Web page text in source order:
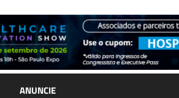
ANUNCIE